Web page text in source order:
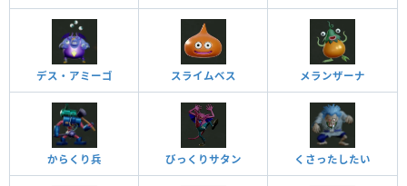
デス・アミーゴ スライムベス メランザーナ
からくり兵 びっくりサタン くさったしたい